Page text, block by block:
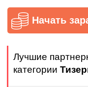
Начать
Лучшие
категории